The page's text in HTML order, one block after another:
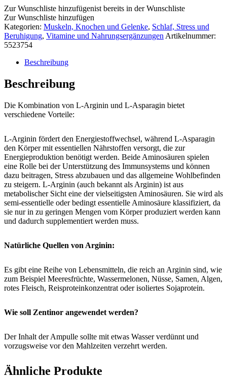
Zur Wunschliste hinzufügenist bereits in der Wunschliste
Zur Wunschliste hinzufügen
Kategorien: Muskeln, Knochen und Gelenke, Schlaf, Stress und
Beruhigung, Vitamine und Nahrungsergänzungen Artikelnummer:
5523754
Beschreibung
Beschreibung
Die Kombination von L-Arginin und L-Asparagin bietet
verschiedene Vorteile:
L-Arginin fördert den Energiestoffwechsel, während L-Asparagin
den Körper mit essentiellen Nährstoffen versorgt, die zur
Energieproduktion benötigt werden. Beide Aminosäuren spielen
eine Rolle bei der Unterstützung des Immunsystems und können
dazu beitragen, Stress abzubauen und das allgemeine Wohlbefinden
zu steigern. L-Arginin (auch bekannt als Arginin) ist aus
metabolischer Sicht eine der vielseitigsten Aminosäuren. Sie wird als
semi-essentielle oder bedingt essentielle Aminosäure klassifiziert, da
sie nur in zu geringen Mengen vom Körper produziert werden kann
und dadurch supplementiert werden muss.
Natürliche Quellen von Arginin:
Es gibt eine Reihe von Lebensmitteln, die reich an Arginin sind, wie
zum Beispiel Meeresfrüchte, Wassermelonen, Nüsse, Samen, Algen,
rotes Fleisch, Reisproteinkonzentrat oder isoliertes Sojaprotein.
Wie soll Zentinor angewendet werden?
Der Inhalt der Ampulle sollte mit etwas Wasser verdünnt und
vorzugsweise vor den Mahlzeiten verzehrt werden.
Anwendung
Ähnliche Produkte